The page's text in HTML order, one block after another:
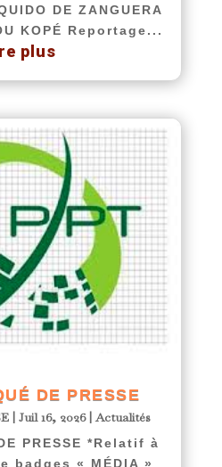
DE ZANGUERA
KOPÉ Reportage...
plus
DE PRESSE
|Juil 16, 2026|Actualités
PRESSE *Relatif à
badges « MÉDIA »